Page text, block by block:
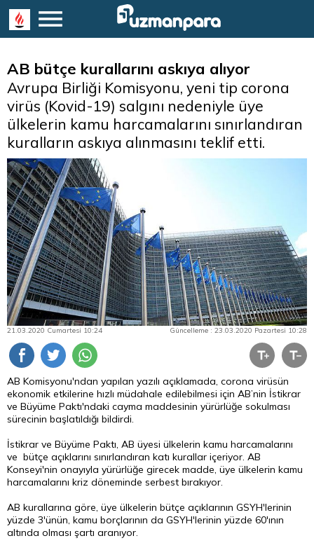
AB bütçe kurallarını askıya alıyor
Avrupa Birliği Komisyonu, yeni tip corona
virüs (Kovid-19) salgını nedeniyle üye
ülkelerin kamu harcamalarını sınırlandıran
kuralların askıya alınmasını teklif etti.
21.03.2020 Cumartesi 10:24 Güncelleme : 23.03.2020 Pazartesi 10:28
AB Komisyonu'ndan yapılan yazılı açıklamada, corona virüsün
ekonomik etkilerine hızlı müdahale edilebilmesi için AB’nin İstikrar
ve Büyüme Paktı'ndaki cayma maddesinin yürürlüğe sokulması
sürecinin başlatıldığı bildirdi.
İstikrar ve Büyüme Paktı, AB üyesi ülkelerin kamu harcamalarını
ve bütçe açıklarını sınırlandıran katı kurallar içeriyor. AB
Konseyi'nin onayıyla yürürlüğe girecek madde, üye ülkelerin kamu
harcamalarını kriz döneminde serbest bırakıyor.
AB kurallarına göre, üye ülkelerin bütçe açıklarının GSYH'lerinin
yüzde 3'ünün, kamu borçlarının da GSYH'lerinin yüzde 60'ının
altında olması şartı aranıyor.